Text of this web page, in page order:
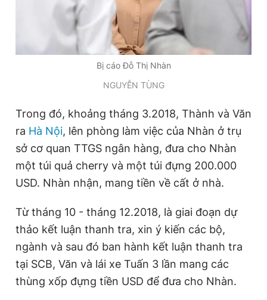
Bị cáo Đỗ Thị Nhàn
NGUYỄN TÙNG
Trong đó, khoảng tháng 3.2018, Thành và Văn
ra Hà Nội, lên phòng làm việc của Nhàn ở trụ
sở cơ quan TTGS ngân hàng, đưa cho Nhàn
một túi quả cherry và một túi đựng 200.000
USD. Nhàn nhận, mang tiền về cất ở nhà.
Từ tháng 10 - tháng 12.2018, là giai đoạn dự
thảo kết luận thanh tra, xin ý kiến các bộ,
ngành và sau đó ban hành kết luận thanh tra
tại SCB, Văn và lái xe Tuấn 3 lần mang các
thùng xốp đựng tiền USD để đưa cho Nhàn.